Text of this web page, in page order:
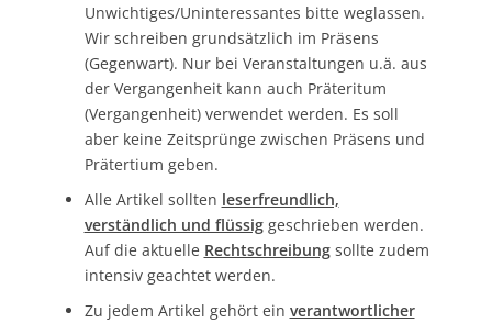
Unwichtiges/Uninteressantes bitte weglassen.
Wir schreiben grundsätzlich im Präsens
(Gegenwart). Nur bei Veranstaltungen u.ä. aus
der Vergangenheit kann auch Präteritum
(Vergangenheit) verwendet werden. Es soll
aber keine Zeitsprünge zwischen Präsens und
Prätertium geben.
Alle Artikel sollten leserfreundlich,
verständlich und flüssiggeschrieben werden.
Auf die aktuelle Rechtschreibungsollte zudem
intensiv geachtet werden.
Zu jedem Artikel gehört ein verantwortlicher